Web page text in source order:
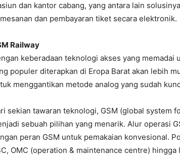
dan kantor cabang, yang antara lain
dan pembayaran tiket secara elektronik.
Railway
keberadaan teknologi akses yang memadai
populer diterapkan di Eropa Barat akan lebih
menggantikan metode analog yang sudah
sekian tawaran teknologi, GSM (global system
sebuah pilihan yang menarik. Alur operasi
peran GSM untuk pemakaian konvesional.
OMC (operation & maintenance centre)